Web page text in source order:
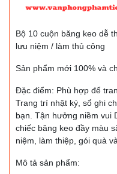
Bộ 10 cuộn băng keo dễ
lưu niệm / làm thủ công
Sản phẩm mới 100% và
Đặc điểm: Phù hợp để
Trang trí nhật ký, sổ ghi
bạn. Tận hưởng niềm vui
chiếc băng keo đầy màu
niệm, làm thiệp, gói quà
Mô tả sản phẩm: